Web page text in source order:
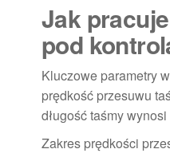
Jak
pod
Kluczowe parametry
prędkość przesuwu
długość taśmy wynosi
Zakres prędkości